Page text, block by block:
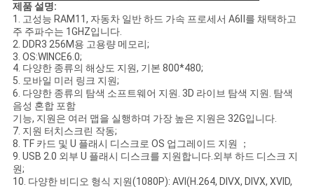
뉴
스
경
우
사
제품 설명:
1. 고성능 RAM11, 자동차 일반 하드 가속 프로세서 A6Ⅱ를 채택하고
주 주파수는 1GHZ입니다.
2. DDR3 256M용 고용량 메모리;
3. OS:WINCE6.0;
4. 다양한 종류의 해상도 지원, 기본 800*480;
5. 모바일 미러 링크 지원;
6. 다양한 종류의 탐색 소프트웨어 지원. 3D 라이브 탐색 지원. 탐색
음성 혼합 포함
기능, 지원은 여러 맵을 실행하며 가장 높은 지원은 32G입니다.
7. 지원 터치스크린 작동;
8. TF 카드 및 U 플래시 디스크로 OS 업그레이드 지원 ；
9. USB 2.0 외부 U 플래시 디스크를 지원합니다.외부 하드 디스크 지
원;
10. 다양한 비디오 형식 지원(1080P): AVI(H.264, DIVX, DIVX, XVID,